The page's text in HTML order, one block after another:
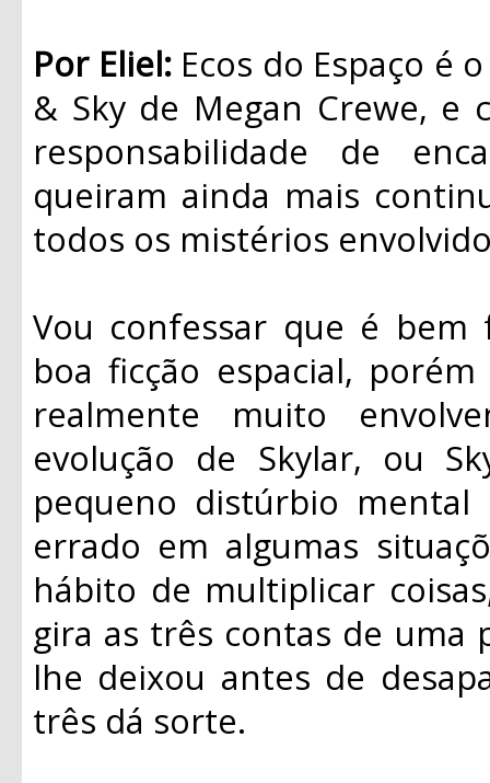
Por Eliel:Ecos do Espaço é
& Sky de Megan Crewe,
responsabilidade de
queiram ainda mais
todos os mistérios
Vou confessar que é
boa ficção espacial,
realmente muito
evolução de Skylar, ou
pequeno distúrbio
errado em algumas
hábito de multiplicar
gira as três contas de uma
lhe deixou antes de
três dá sorte.